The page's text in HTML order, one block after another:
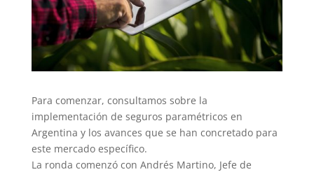
Para comenzar, consultamos sobre la
implementación de seguros paramétricos en
Argentina y los avances que se han concretado para
este mercado específico.
La ronda comenzó con Andrés Martino, Jefe de